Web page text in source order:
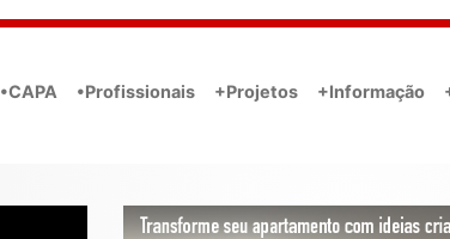
•CAPA •Profissionais +Projetos +Informação